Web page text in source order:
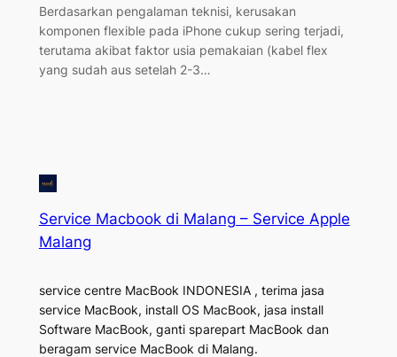
Berdasarkan pengalaman teknisi, kerusakan
komponen flexible pada iPhone cukup sering terjadi,
terutama akibat faktor usia pemakaian (kabel flex
yang sudah aus setelah 2-3…
Service Macbook di Malang – Service Apple
Malang
service centre MacBook INDONESIA , terima jasa
service MacBook, install OS MacBook, jasa install
Software MacBook, ganti sparepart MacBook dan
beragam service MacBook di Malang.